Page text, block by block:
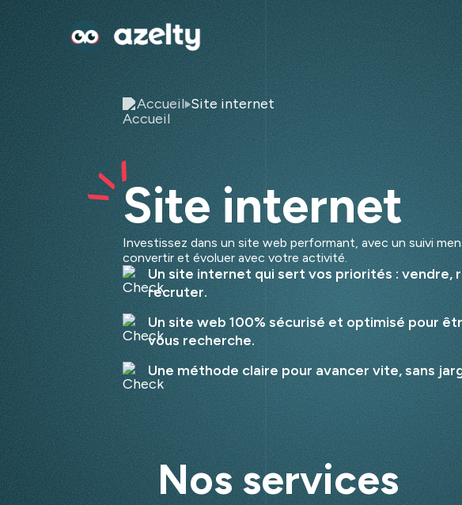
Accueil Site internet
Site internet
Investissez dans un site web performant, avec un suivi
convertir et évoluer avec votre activité.
Un site internet qui sert vos priorités : vendre,
recruter.
Un site web 100% sécurisé et optimisé pour
vous recherche.
Une méthode claire pour avancer vite, sans
Nos services